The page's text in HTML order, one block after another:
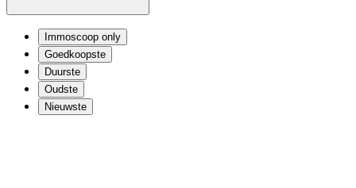
Immoscoop only
Goedkoopste
Duurste
Oudste
Nieuwste